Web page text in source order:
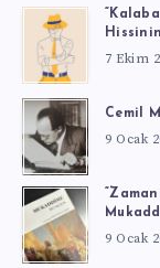
7 Ekim
Cemil
9 Ocak
9 Ocak